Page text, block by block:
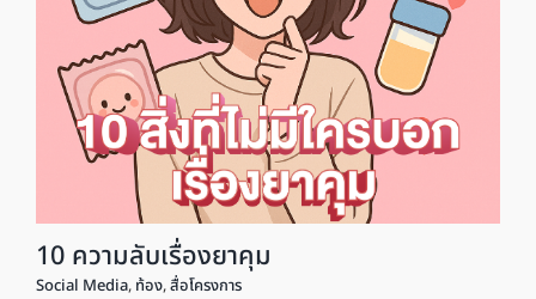
10 ความลับเรื่องยาคุม
Social Media, ท้อง,สื่อโครงการ